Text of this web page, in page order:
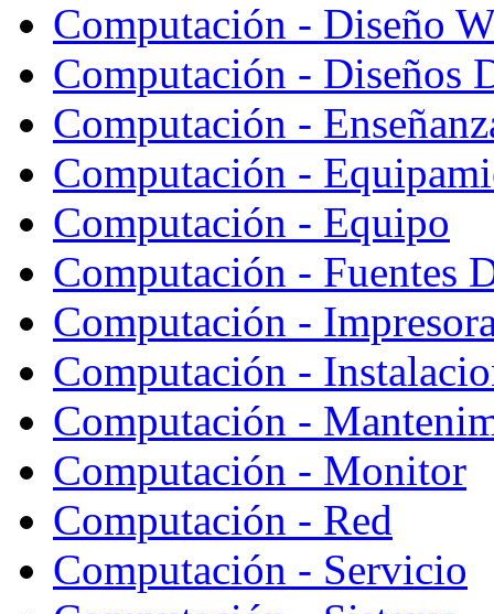
Computación - Diseño
Computación - Diseños
Computación -
Computación -
Computación - Equipo
Computación - Fuentes
Computación -
Computación -
Computación -
Computación - Monitor
Computación - Red
Computación - Servicio